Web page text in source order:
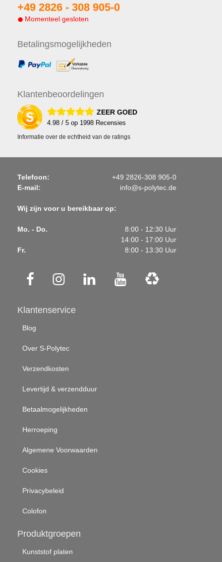
+49 2826 - 308 905-0
Momenteel gesloten
Betalingsmogelijkheden
Klantenbeoordelingen
ZEER GOED
4.98 / 5 op 1998 Recensies
Informatie over de echtheid van de ratings
Telefoon:
+49 2826-308 905-0
E-mail:
info@s-polytec.de
Wij zijn voor u bereikbaar op:
Mo. - Do.
8:00 - 12:30 Uur
14:00 - 17:00 Uur
Fr.
8:00 - 13:30 Uur
Klantenservice
Blog
Over S-Polytec
Verzendkosten
Levertijd & verzendduur
Betaalmogelijkheden
Herroeping
Algemene Voorwaarden
Cookies
Privacybeleid
Colofon
Produktgroepen
Kunststof platen